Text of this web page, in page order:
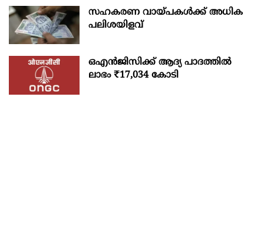
സഹകരണ വായ്പകള്‍ക്ക് അധിക
പലിശയിളവ്
ഒഎന്‍ജിസിക്ക് ആദ്യ പാദത്തില്‍
ലാഭം ₹17,034 കോടി